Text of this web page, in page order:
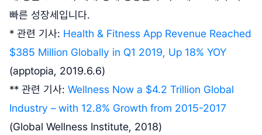
빠른 성장세입니다.
* 관련 기사: Health & Fitness App Revenue Reached
$385 Million Globally in Q1 2019, Up 18% YOY
(apptopia, 2019.6.6)
** 관련 기사: Wellness Now a $4.2 Trillion Global
Industry – with 12.8% Growth from 2015-2017
(Global Wellness Institute, 2018)